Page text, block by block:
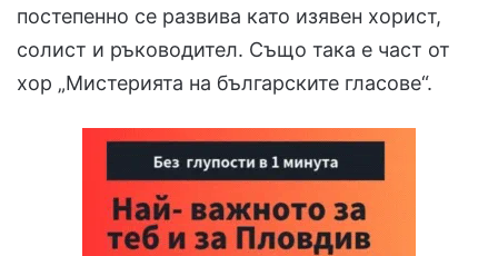
постепенно се развива като изявен хорист,
солист и ръководител. Също така е част от
хор „Мистерията на българските гласове“.